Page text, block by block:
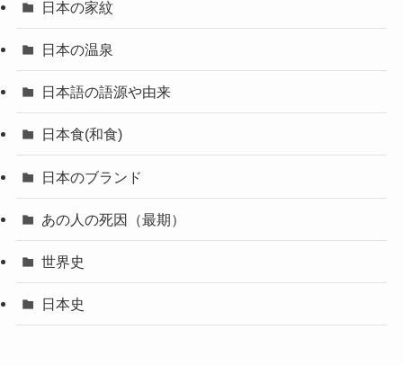
日本の家紋
日本の温泉
日本語の語源や由来
日本食(和食)
日本のブランド
あの人の死因（最期）
世界史
日本史